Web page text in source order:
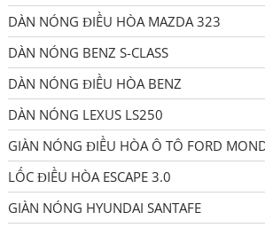
DÀN NÓNG ĐIỀU HÒA MAZDA 323
DÀN NÓNG BENZ S-CLASS
DÀN NÓNG ĐIỀU HÒA BENZ
DÀN NÓNG LEXUS LS250
GIÀN NÓNG ĐIỀU HÒA Ô TÔ FORD
LỐC ĐIỀU HÒA ESCAPE 3.0
GIÀN NÓNG HYUNDAI SANTAFE